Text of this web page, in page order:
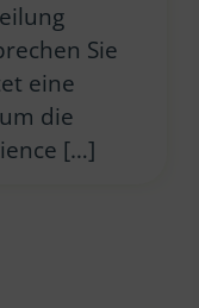
Sie
eine
die
[…]